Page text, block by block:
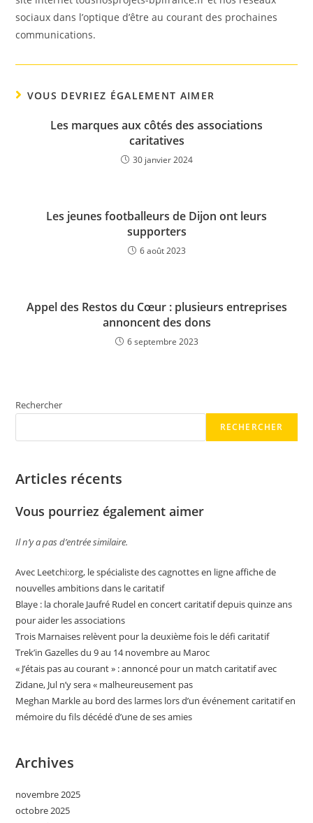
sociaux dans l’optique d’être au courant des prochaines
communications.
VOUS DEVRIEZ ÉGALEMENT AIMER
Les marques aux côtés des associations
caritatives
30 janvier 2024
Les jeunes footballeurs de Dijon ont leurs
supporters
6 août 2023
Appel des Restos du Cœur : plusieurs entreprises
annoncent des dons
6 septembre 2023
Rechercher
RECHERCHER
Articles récents
Vous pourriez également aimer
Il n’y a pas d’entrée similaire.
Avec Leetchi:org, le spécialiste des cagnottes en ligne affiche de
nouvelles ambitions dans le caritatif
Blaye : la chorale Jaufré Rudel en concert caritatif depuis quinze ans
pour aider les associations
Trois Marnaises relèvent pour la deuxième fois le défi caritatif
Trek’in Gazelles du 9 au 14 novembre au Maroc
« J’étais pas au courant » : annoncé pour un match caritatif avec
Zidane, Jul n’y sera « malheureusement pas
Meghan Markle au bord des larmes lors d’un événement caritatif en
mémoire du fils décédé d’une de ses amies
Archives
novembre 2025
octobre 2025